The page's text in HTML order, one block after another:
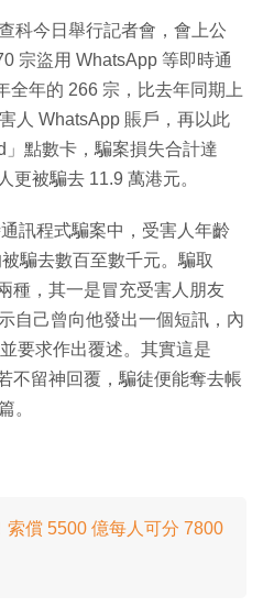
科今日舉行記者會，會上公
宗盜用 WhatsApp 等即時通
全年的 266 宗，比去年同期上
人 WhatsApp 賬戶，再以此
點數卡，騙案損失合計達
更被騙去 11.9 萬港元。
訊程式騙案中，受害人年齡
騙去數百至數千元。騙取
種，其一是冒充受害人朋友
自己曾向他發出一個短訊，內
要求作出覆述。其實這是
不留神回覆，騙徒便能奪去帳
。
索償 5500 億每人可分 7800